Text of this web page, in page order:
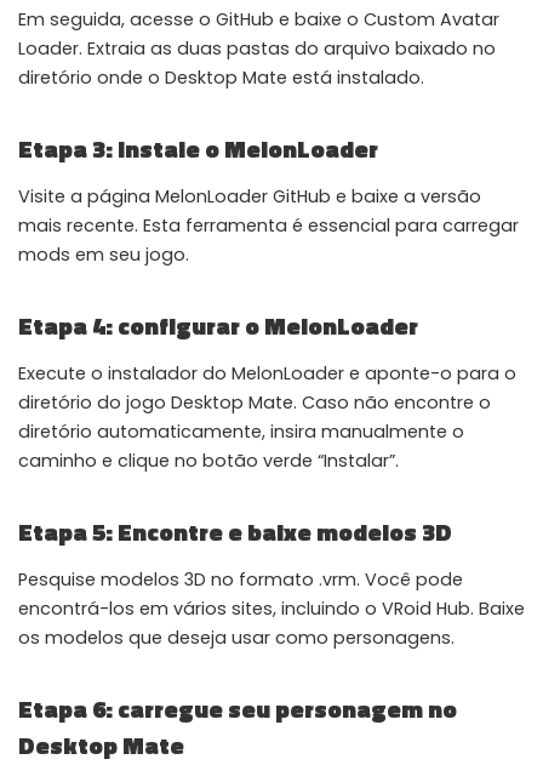
Join gamers worldwide and get real-time alerts
Em seguida, acesse o GitHub e baixe o Custom Avatar
Loader. Extraia as duas pastas do arquivo baixado no
diretório onde o Desktop Mate está instalado.
Etapa 3: Instale o MelonLoader
Visite a página MelonLoader GitHub e baixe a versão
mais recente. Esta ferramenta é essencial para carregar
mods em seu jogo.
Etapa 4: configurar o MelonLoader
Execute o instalador do MelonLoader e aponte-o para o
diretório do jogo Desktop Mate. Caso não encontre o
diretório automaticamente, insira manualmente o
caminho e clique no botão verde “Instalar”.
Etapa 5: Encontre e baixe modelos 3D
Pesquise modelos 3D no formato .vrm. Você pode
encontrá-los em vários sites, incluindo o VRoid Hub. Baixe
os modelos que deseja usar como personagens.
Etapa 6: carregue seu personagem no
Desktop Mate